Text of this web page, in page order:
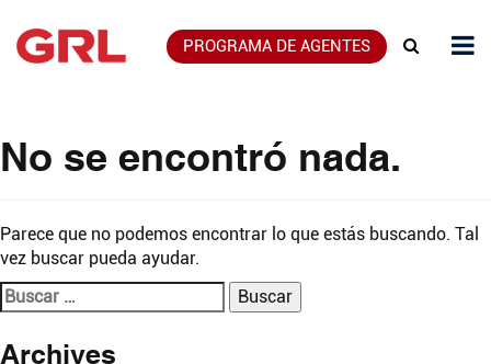
PROGRAMA DE AGENTES
No se encontró nada.
Parece que no podemos encontrar lo que estás buscando. Tal
vez buscar pueda ayudar.
Buscar:
Archives